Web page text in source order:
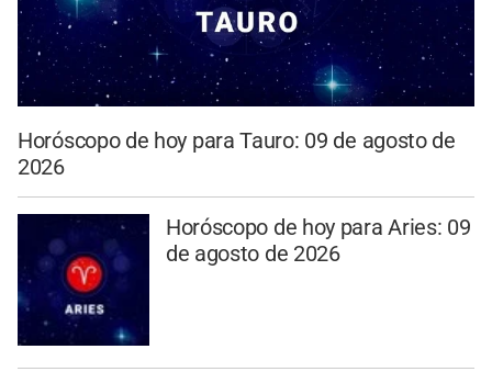
Horóscopo de hoy para Tauro: 09 de agosto de
2026
Horóscopo de hoy para Aries: 09
de agosto de 2026